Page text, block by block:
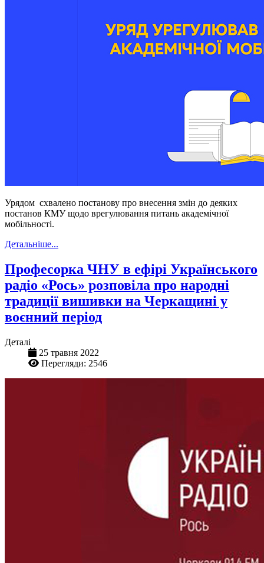
Урядом схвалено постанову про внесення змін до деяких
постанов КМУ щодо врегулювання питань академічної
мобільності.
Детальніше...
Професорка ЧНУ в ефірі Українського
радіо «Рось» розповіла про народні
традиції вишивки на Черкащині у
воєнний період
Деталі
25 травня 2022
Перегляди: 2546